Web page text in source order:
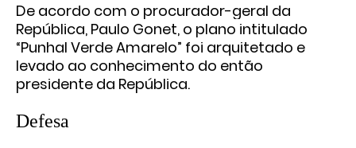
De acordo com o procurador-geral da
República, Paulo Gonet, o plano intitulado
“Punhal Verde Amarelo” foi arquitetado e
levado ao conhecimento do então
presidente da República.
Defesa